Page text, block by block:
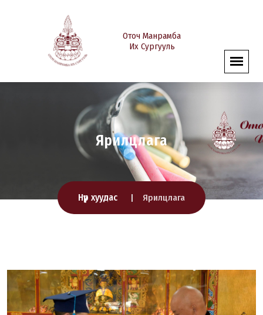
Оточ Манрамба
Их Сургууль
Ярилцлага
Нүүр хуудас Ярилцлага